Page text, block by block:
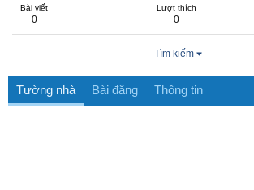
Bài viết
0
Lượt thích
0
Tìm kiếm
Tường nhà Bài đăng Thông tin